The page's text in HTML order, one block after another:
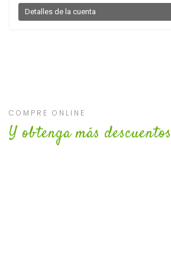
Detalles de la cuenta
COMPRE ONLINE
Y obtenga más descuentos